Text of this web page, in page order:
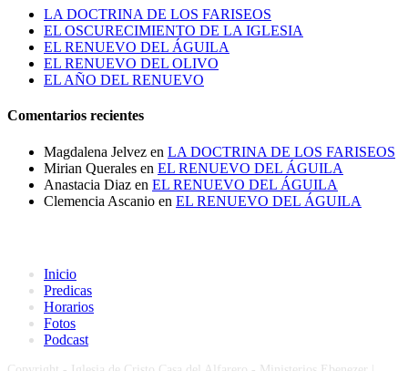
LA DOCTRINA DE LOS FARISEOS
EL OSCURECIMIENTO DE LA IGLESIA
EL RENUEVO DEL ÁGUILA
EL RENUEVO DEL OLIVO
EL AÑO DEL RENUEVO
Comentarios recientes
Magdalena Jelvez en LA DOCTRINA DE LOS FARISEOS
Mirian Querales en EL RENUEVO DEL ÁGUILA
Anastacia Diaz en EL RENUEVO DEL ÁGUILA
Clemencia Ascanio en EL RENUEVO DEL ÁGUILA
Inicio
Predicas
Horarios
Fotos
Podcast